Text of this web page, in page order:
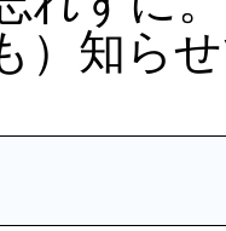
）知ら